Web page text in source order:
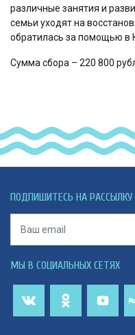
различные занятия и
семьи уходят на
обратилась за помощью в
Сумма сбора – 220 800
ПОДПИШИТЕСЬ НА РАССЫЛКУ
МЫ В СОЦИАЛЬНЫХ СЕТЯХ